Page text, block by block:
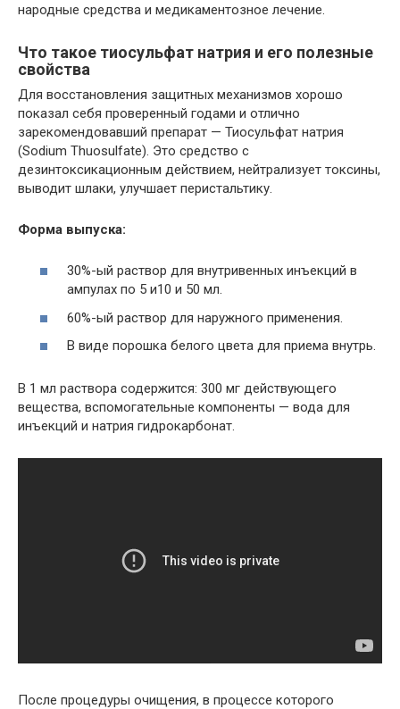
народные средства и медикаментозное лечение.
Что такое тиосульфат натрия и его полезные
свойства
Для восстановления защитных механизмов хорошо
показал себя проверенный годами и отлично
зарекомендовавший препарат — Тиосульфат натрия
(Sodium Thuosulfate). Это средство с
дезинтоксикационным действием, нейтрализует токсины,
выводит шлаки, улучшает перистальтику.
Форма выпуска:
30%-ый раствор для внутривенных инъекций в
ампулах по 5 и10 и 50 мл.
60%-ый раствор для наружного применения.
В виде порошка белого цвета для приема внутрь.
В 1 мл раствора содержится: 300 мг действующего
вещества, вспомогательные компоненты — вода для
инъекций и натрия гидрокарбонат.
После процедуры очищения, в процессе которого